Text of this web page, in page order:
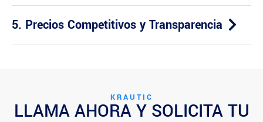
5. Precios Competitivos y Transparencia
KRAUTIC
LLAMA AHORA Y SOLICITA TU